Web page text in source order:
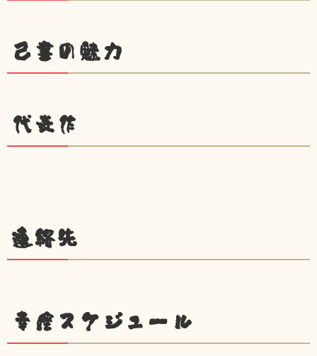
己書の魅力
代表作
連絡先
幸座スケジュール